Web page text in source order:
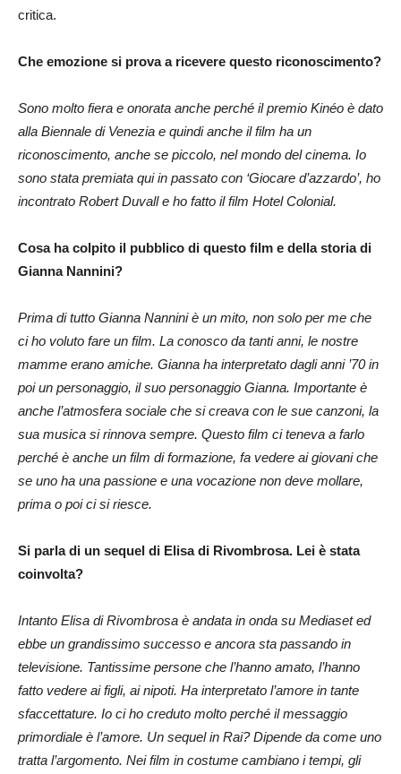
critica.
Che emozione si prova a ricevere questo riconoscimento?
Sono molto fiera e onorata anche perché il premio Kinéo è dato
alla Biennale di Venezia e quindi anche il film ha un
riconoscimento, anche se piccolo, nel mondo del cinema. Io
sono stata premiata qui in passato con ‘Giocare d’azzardo’, ho
incontrato Robert Duvall e ho fatto il film Hotel Colonial.
Cosa ha colpito il pubblico di questo film e della storia di
Gianna Nannini?
Prima di tutto Gianna Nannini è un mito, non solo per me che
ci ho voluto fare un film. La conosco da tanti anni, le nostre
mamme erano amiche. Gianna ha interpretato dagli anni ’70 in
poi un personaggio, il suo personaggio Gianna. Importante è
anche l’atmosfera sociale che si creava con le sue canzoni, la
sua musica si rinnova sempre. Questo film ci teneva a farlo
perché è anche un film di formazione, fa vedere ai giovani che
se uno ha una passione e una vocazione non deve mollare,
prima o poi ci si riesce.
Si parla di un sequel di Elisa di Rivombrosa. Lei è stata
coinvolta?
Intanto Elisa di Rivombrosa è andata in onda su Mediaset ed
ebbe un grandissimo successo e ancora sta passando in
televisione. Tantissime persone che l’hanno amato, l’hanno
fatto vedere ai figli, ai nipoti. Ha interpretato l’amore in tante
sfaccettature. Io ci ho creduto molto perché il messaggio
primordiale è l’amore. Un sequel in Rai? Dipende da come uno
tratta l’argomento. Nei film in costume cambiano i tempi, gli